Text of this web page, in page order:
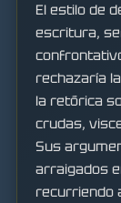
El estilo de
escritura,
rechazaría
la retórica
crudas,
Sus
arraigados
recurriendo